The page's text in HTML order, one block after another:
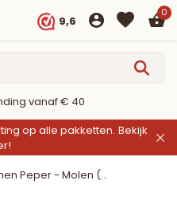
9,6
0
vanaf € 40
op alle pakketten. Bekijk
Peper - Molen (...